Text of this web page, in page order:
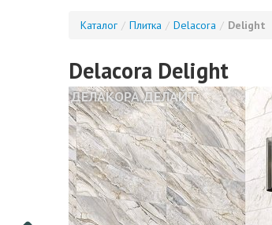
Каталог / Плитка / Delacora / Delight
Delacora Delight
ДЕЛАКОРА ДЕЛАЙТ